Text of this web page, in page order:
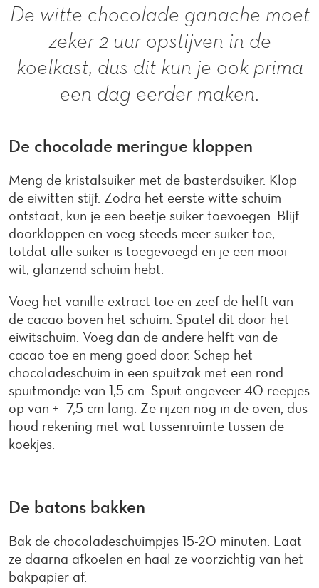
De witte chocolade ganache moet
zeker 2 uur opstijven in de
koelkast, dus dit kun je ook prima
een dag eerder maken.
De chocolade meringue kloppen
Meng de kristalsuiker met de basterdsuiker. Klop
de eiwitten stijf. Zodra het eerste witte schuim
ontstaat, kun je een beetje suiker toevoegen. Blijf
doorkloppen en voeg steeds meer suiker toe,
totdat alle suiker is toegevoegd en je een mooi
wit, glanzend schuim hebt.
Voeg het vanille extract toe en zeef de helft van
de cacao boven het schuim. Spatel dit door het
eiwitschuim. Voeg dan de andere helft van de
cacao toe en meng goed door. Schep het
chocoladeschuim in een spuitzak met een rond
spuitmondje van 1,5 cm. Spuit ongeveer 40 reepjes
op van +- 7,5 cm lang. Ze rijzen nog in de oven, dus
houd rekening met wat tussenruimte tussen de
koekjes.
De batons bakken
Bak de chocoladeschuimpjes 15-20 minuten. Laat
ze daarna afkoelen en haal ze voorzichtig van het
bakpapier af.